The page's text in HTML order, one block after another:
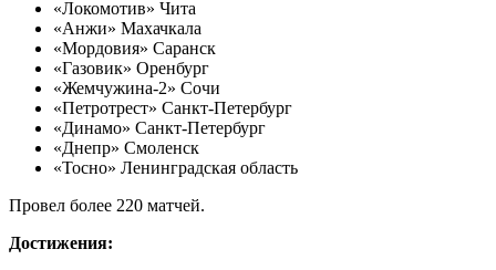
«Локомотив» Чита
«Анжи» Махачкала
«Мордовия» Саранск
«Газовик» Оренбург
«Жемчужина-2» Сочи
«Петротрест» Санкт-Петербург
«Динамо» Санкт-Петербург
«Днепр» Смоленск
«Тосно» Ленинградская область
Провел более 220 матчей.
Достижения: